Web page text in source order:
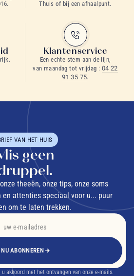
Thuis of bij een afhaalpunt.
Klantenservice
Een echte stem aan de lijn,
van maandag tot vrijdag : 04 22
91 35 75.
VAN HET HUIS
geen
theeën, onze tips, onze soms
en attenties speciaal voor u... puur
om te laten trekken.
NU ABONNEREN
akkoord met het ontvangen van onze e-mails.